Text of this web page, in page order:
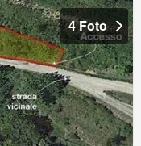
4 Foto